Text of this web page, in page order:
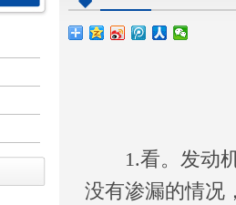
1.看。发动机
没有渗漏的情况